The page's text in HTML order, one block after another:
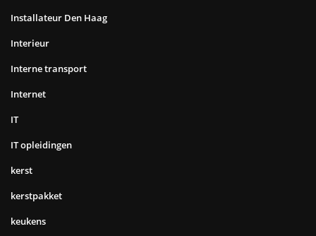
Installateur Den Haag
Interieur
Interne transport
Internet
IT
IT opleidingen
kerst
kerstpakket
keukens